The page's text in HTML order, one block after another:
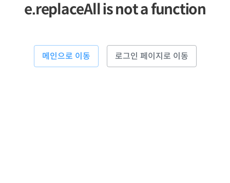
e.replaceAll is not a function
메인으로 이동 로그인 페이지로 이동